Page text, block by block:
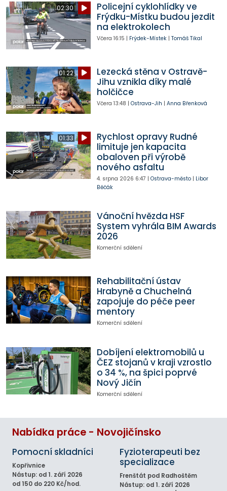
02:30
Policejní cyklohlídky ve
Frýdku-Místku budou jezdit
na elektrokolech
Včera 16:15 | Frýdek-Místek| Tomáš Tikal
01:22
Lezecká stěna v Ostravě-
Jihu vznikla díky malé
holčičce
Včera 13:48 | Ostrava-Jih | Anna Břenková
01:33
Rychlost opravy Rudné
limituje jen kapacita
obaloven při výrobě
nového asfaltu
4. srpna 2026 6:47 | Ostrava-město| Libor
Běčák
Vánoční hvězda HSF
System vyhrála BIM Awards
2026
Komerční sdělení
Rehabilitační ústav
Hrabyně a Chuchelná
zapojuje do péče peer
mentory
Komerční sdělení
Dobíjení elektromobilů u
ČEZ stojanů v kraji vzrostlo
o 34 %, na špici poprvé
Nový Jičín
Komerční sdělení
Nabídka práce - Novojičínsko
Pomocní skladníci
Kopřivnice
Nástup: od 1. září 2026
od 150 do 220 Kč/hod.
Fyzioterapeuti bez
specializace
Frenštát pod Radhoštěm
Nástup: od 1. září 2026